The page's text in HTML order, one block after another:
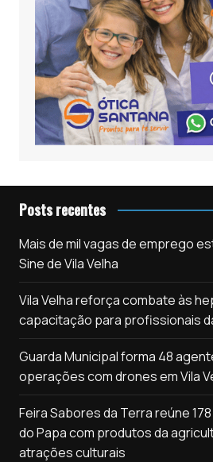
Posts recentes
Mais de mil vagas de emprego
Sine de Vila Velha
Vila Velha reforça combate às
capacitação para profissionais
Guarda Municipal forma 48
operações com drones em Vila
Feira Sabores da Terra reúne
do Papa com produtos da
atrações culturais